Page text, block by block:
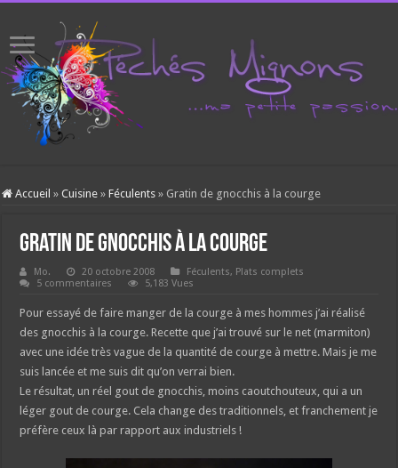
Accueil » Cuisine » Féculents » Gratin de gnocchis à la courge
Gratin de gnocchis à la courge
Mo. 20 octobre 2008 Féculents, Plats complets
5 commentaires
5,183 Vues
Pour essayé de faire manger de la courge à mes hommes j’ai réalisé
des gnocchis à la courge. Recette que j’ai trouvé sur le net (marmiton)
avec une idée très vague de la quantité de courge à mettre. Mais je me
suis lancée et me suis dit qu’on verrai bien.
Le résultat, un réel gout de gnocchis, moins caoutchouteux, qui a un
léger gout de courge. Cela change des traditionnels, et franchement je
préfère ceux là par rapport aux industriels !